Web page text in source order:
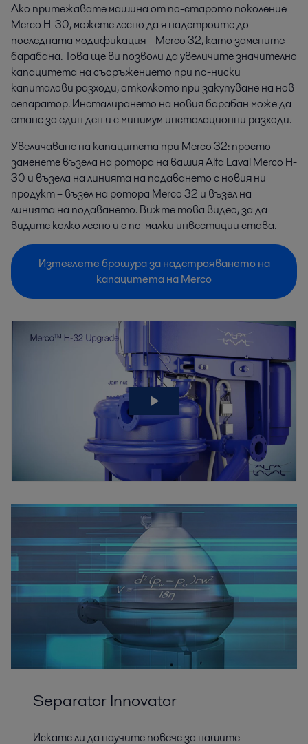
Ако притежавате машина от по-старото поколение
Merco H-30, можете лесно да я надстроите до
последната модификация – Merco 32, като замените
барабана. Това ще ви позволи да увеличите значително
капацитета на съоръжението при по-ниски
капиталови разходи, отколкото при закупуване на нов
сепаратор. Инсталирането на новия барабан може да
стане за един ден и с минимум инсталационни разходи.
Увеличаване на капацитета при Merco 32: просто
заменете възела на ротора на вашия Alfa Laval Merco H-
30 и възела на линията на подаването с новия ни
продукт – възел на ротора Merco 32 и възел на
линията на подаването. Вижте това видео, за да
видите колко лесно и с по-малки инвестиции става.
Изтеглете брошура за надстрояването на
капацитета на Merco
Separator Innovator
Искате ли да научите повече за нашите